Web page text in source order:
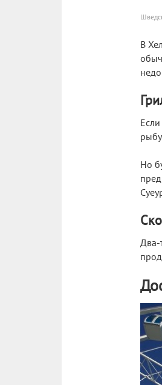
В
Но
Два-